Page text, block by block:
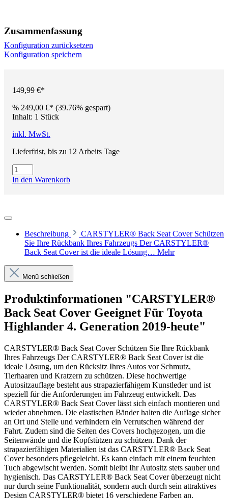
Zusammenfassung
Konfiguration zurücksetzen
Konfiguration speichern
149,99 €*
% 249,00 €* (39.76% gespart)
Inhalt: 1 Stück
inkl. MwSt.
Lieferfrist, bis zu 12 Arbeits Tage
In den Warenkorb
Beschreibung
CARSTYLER® Back Seat Cover Schützen
Sie Ihre Rückbank Ihres Fahrzeugs Der CARSTYLER®
Back Seat Cover ist die ideale Lösung… Mehr
Menü schließen
Produktinformationen "CARSTYLER®
Back Seat Cover Geeignet Für Toyota
Highlander 4. Generation 2019-heute"
CARSTYLER® Back Seat Cover Schützen Sie Ihre Rückbank
Ihres Fahrzeugs Der CARSTYLER® Back Seat Cover ist die
ideale Lösung, um den Rücksitz Ihres Autos vor Schmutz,
Tierhaaren und Kratzern zu schützen. Diese hochwertige
Autositzauflage besteht aus strapazierfähigem Kunstleder und ist
speziell für die Anforderungen im Fahrzeug entwickelt. Das
CARSTYLER® Back Seat Cover lässt sich einfach montieren und
wieder abnehmen. Die elastischen Bänder halten die Auflage sicher
an Ort und Stelle und verhindern ein Verrutschen während der
Fahrt. Zudem sind die Seiten des Covers hochgezogen, um die
Seitenwände und die Kopfstützen zu schützen. Dank der
strapazierfähigen Materialien ist das CARSTYLER® Back Seat
Cover besonders pflegeleicht. Es kann einfach mit einem feuchten
Tuch abgewischt werden. Somit bleibt Ihr Autositz stets sauber und
hygienisch. Das CARSTYLER® Back Seat Cover überzeugt nicht
nur durch seine Funktionalität, sondern auch durch sein attraktives
Design CARSTYLER® bietet 16 verschiedene Farben an.